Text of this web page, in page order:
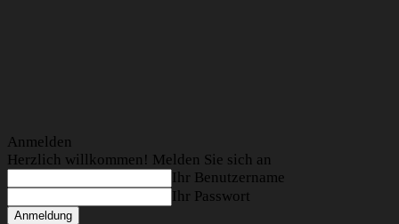
Anmelden
Herzlich willkommen! Melden Sie sich an
Ihr Benutzername
Ihr Passwort